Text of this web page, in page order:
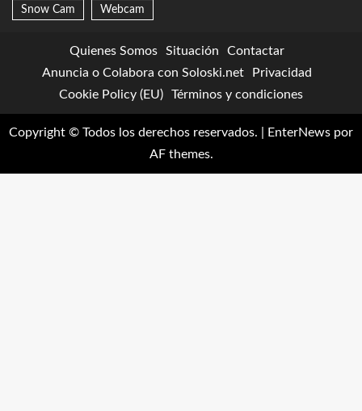
Snow Cam Webcam
Quienes Somos Situación
Contactar
Anuncia o Colabora con Soloski.net
Privacidad
Cookie Policy (EU)
Términos y condiciones
Copyright © Todos los derechos reservados. EnterNews por
AF themes.